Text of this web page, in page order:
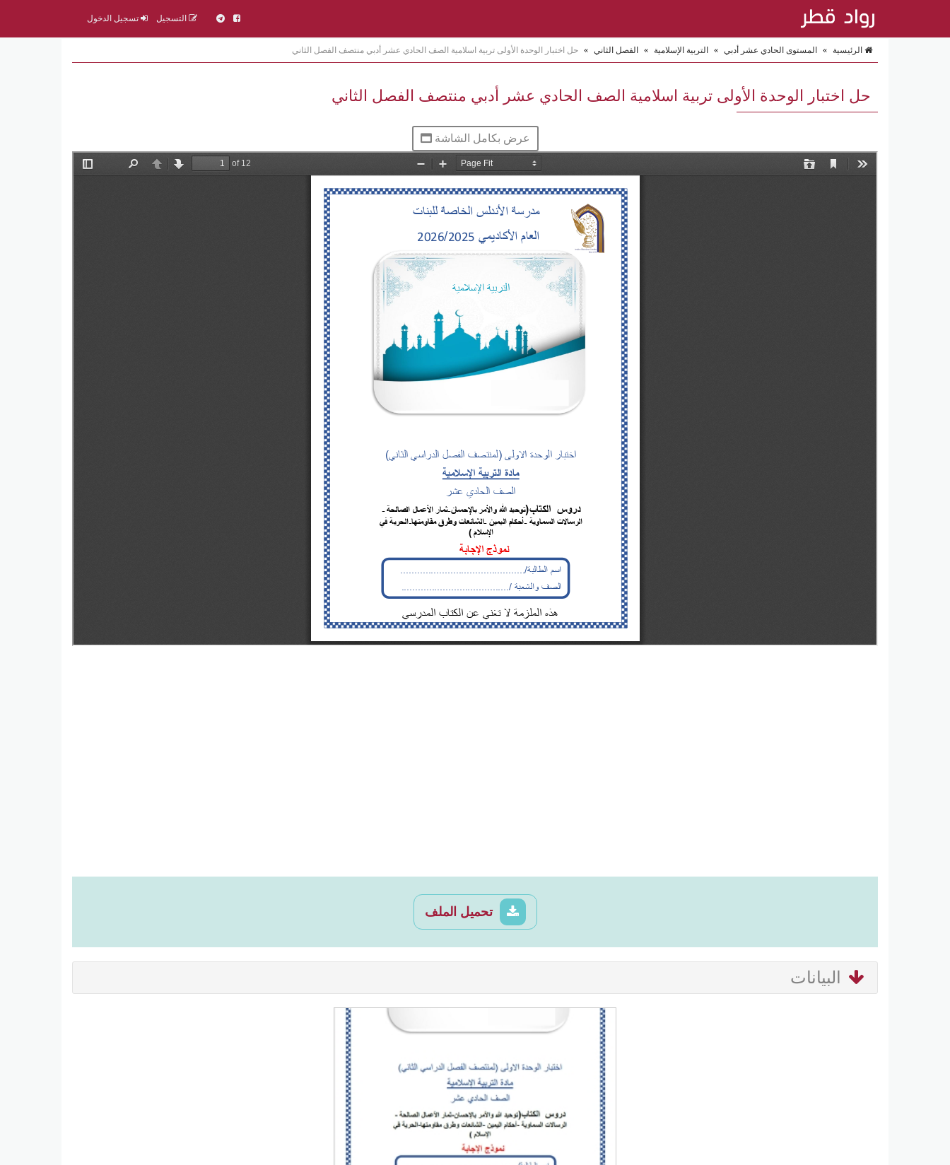
التسجيل تسجيل الدخول
الرئيسية » المستوى الحادي عشر أدبي » التربية الإسلامية » الفصل الثاني » حل اختبار الوحدة الأولى تربية اسلامية الصف الحادي عشر أدبي منتصف الفصل الثاني
حل اختبار الوحدة الأولى تربية اسلامية الصف الحادي عشر أدبي منتصف الفصل الثاني
عرض بكامل الشاشة
تحميل الملف
البيانات